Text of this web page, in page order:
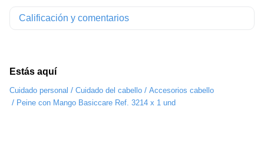
Estás aquí
Cuidado personal / Cuidado del cabello / Accesorios cabello
/ Peine con Mango Basiccare Ref. 3214 x 1 und
Calificación y comentarios